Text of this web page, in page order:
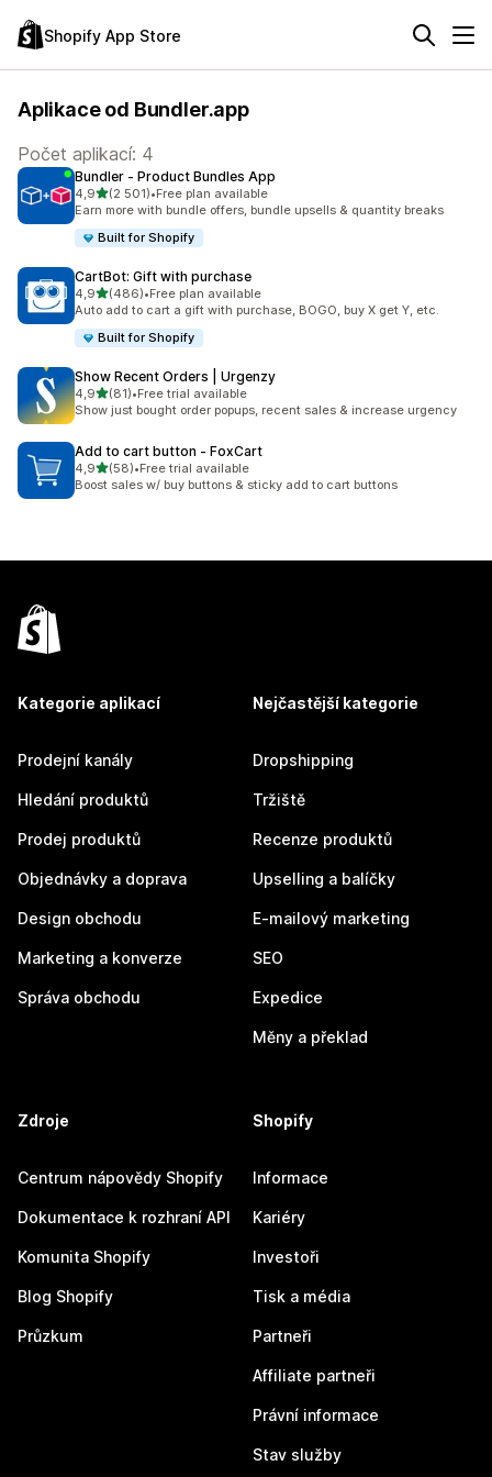
Shopify App Store
Aplikace od Bundler.app
Počet aplikací: 4
Bundler ‑ Product Bundles App
4,9z 5 hvězd
(2 501)
Celkový počet recenzí: 2501
•Free plan available
Earn more with bundle offers, bundle upsells & quantity breaks
Built for Shopify
CartBot: Gift with purchase
4,9z 5 hvězd
(486)
Celkový počet recenzí: 486
•Free plan available
Auto add to cart a gift with purchase, BOGO, buy X get Y, etc.
Built for Shopify
Show Recent Orders | Urgenzy
4,9z 5 hvězd
(81)
Celkový počet recenzí: 81
•Free trial available
Show just bought order popups, recent sales & increase urgency
Add to cart button ‑ FoxCart
4,9z 5 hvězd
(58)
Celkový počet recenzí: 58
•Free trial available
Boost sales w/ buy buttons & sticky add to cart buttons
Kategorie aplikací
Prodejní kanály
Hledání produktů
Prodej produktů
Objednávky a doprava
Design obchodu
Marketing a konverze
Správa obchodu
Nejčastější kategorie
Dropshipping
Tržiště
Recenze produktů
Upselling a balíčky
E-mailový marketing
SEO
Expedice
Měny a překlad
Zdroje
Centrum nápovědy Shopify
Dokumentace k rozhraní API
Komunita Shopify
Blog Shopify
Průzkum
Shopify
Informace
Kariéry
Investoři
Tisk a média
Partneři
Affiliate partneři
Právní informace
Stav služby